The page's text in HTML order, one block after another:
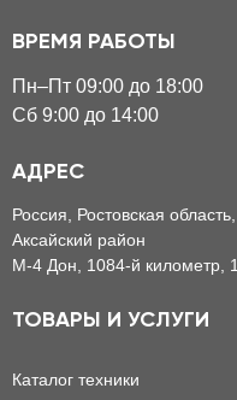
ВРЕМЯ РАБОТЫ
Пн–Пт 09:00 до 18:00
Сб 9:00 до 14:00
АДРЕС
Россия, Ростовская область,
Аксайский район
М-4 Дон, 1084-й километр, 1
ТОВАРЫ И УСЛУГИ
Каталог техники